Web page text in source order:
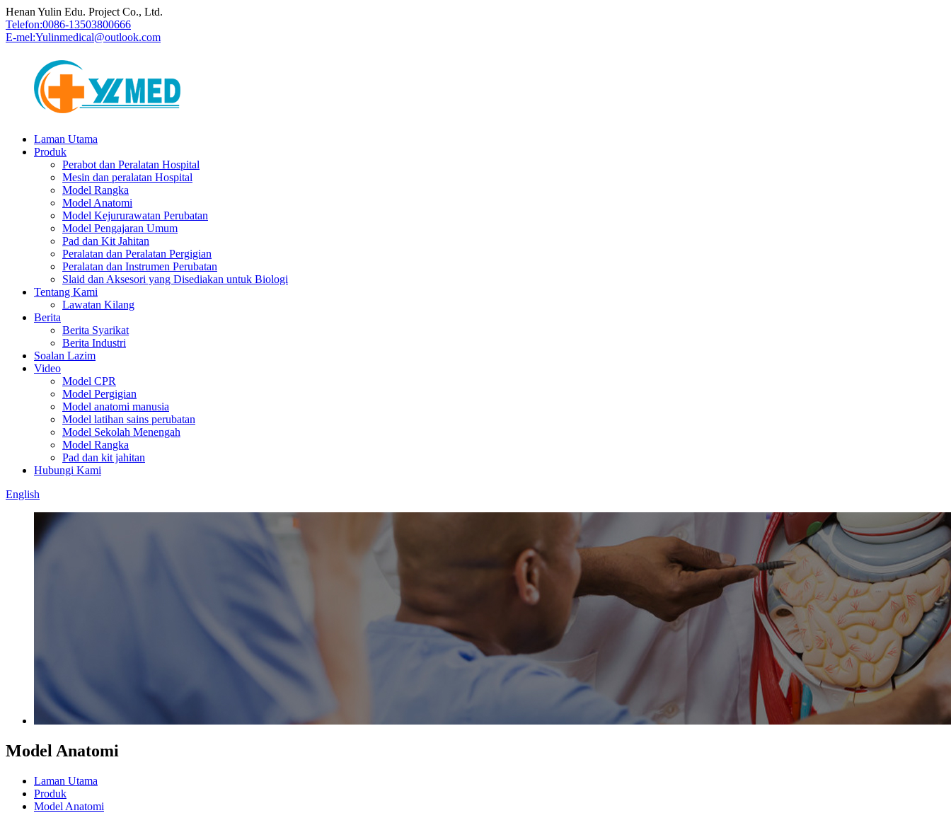
Henan Yulin Edu. Project Co., Ltd.
Telefon:0086-13503800666
E-mel:Yulinmedical@outlook.com
Laman Utama
Produk
Perabot dan Peralatan Hospital
Mesin dan peralatan Hospital
Model Rangka
Model Anatomi
Model Kejururawatan Perubatan
Model Pengajaran Umum
Pad dan Kit Jahitan
Peralatan dan Peralatan Pergigian
Peralatan dan Instrumen Perubatan
Slaid dan Aksesori yang Disediakan untuk Biologi
Tentang Kami
Lawatan Kilang
Berita
Berita Syarikat
Berita Industri
Soalan Lazim
Video
Model CPR
Model Pergigian
Model anatomi manusia
Model latihan sains perubatan
Model Sekolah Menengah
Model Rangka
Pad dan kit jahitan
Hubungi Kami
English
Model Anatomi
Laman Utama
Produk
Model Anatomi